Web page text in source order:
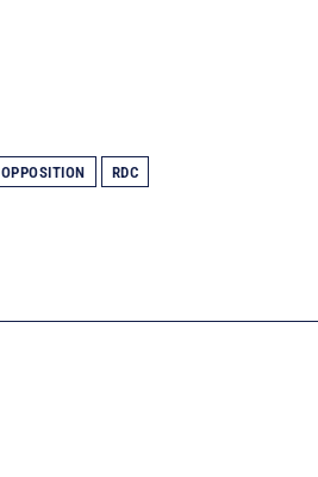
OPPOSITION RDC